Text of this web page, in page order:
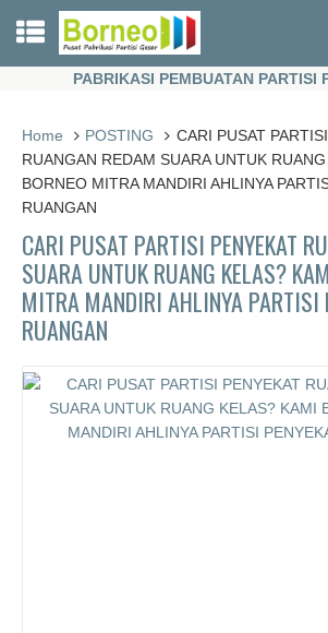
PABRIKASI PEMBUATAN PARTISI
Home
POSTING
CARI PUSAT
RUANGAN REDAM SUARA UNTUK
BORNEO MITRA MANDIRI AHLINYA
RUANGAN
CARI PUSAT PARTISI PENYEKAT
SUARA UNTUK RUANG KELAS?
MITRA MANDIRI AHLINYA PARTISI
RUANGAN